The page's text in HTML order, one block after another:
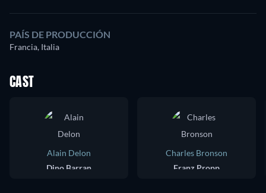
PAÍS DE PRODUCCIÓN
Francia, Italia
CAST
Alain Delon
Dino Barran
Charles Bronson
Franz Propp